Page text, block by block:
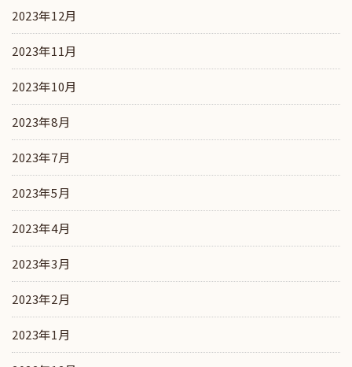
2023年12月
2023年11月
2023年10月
2023年8月
2023年7月
2023年5月
2023年4月
2023年3月
2023年2月
2023年1月